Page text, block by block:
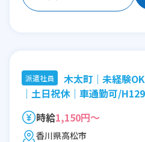
派遣社員
木太町｜未経験
｜土日祝休｜車通勤可/
時給1,150円～
香川県高松市